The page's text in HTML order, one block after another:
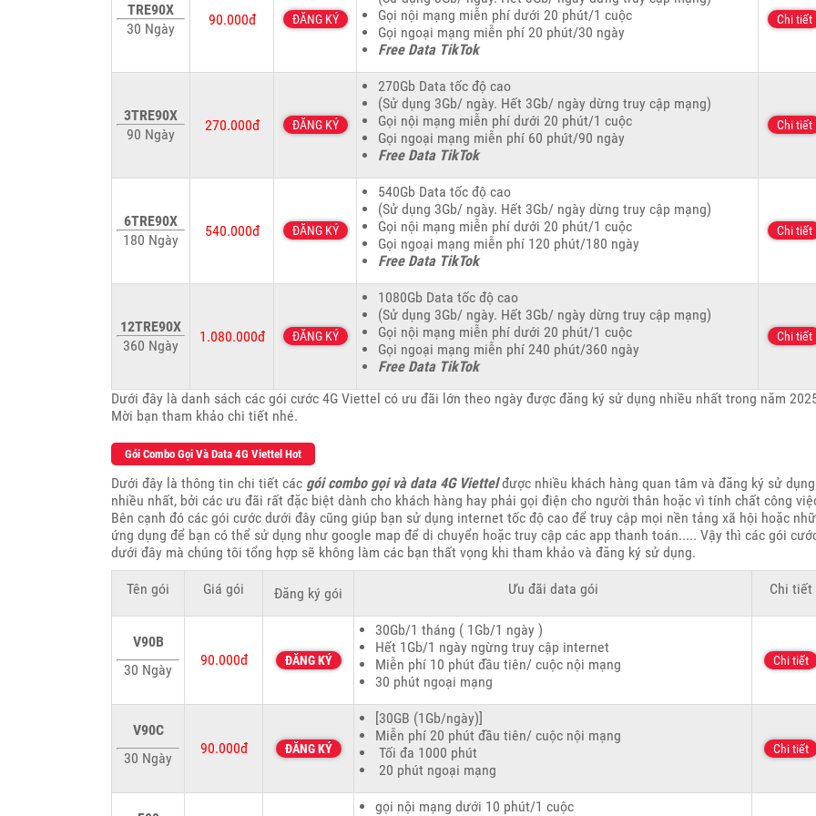
TRE90X
30 Ngày
90.000đ ĐĂNG KÝ
Gọi nội mạng miễn phí dưới 20 phút/1 cuộc
Gọi ngoại mạng miễn phí 20 phút/30 ngày
Free Data TikTok
Chi tiết
3TRE90X
90 Ngày
270.000đ ĐĂNG KÝ
270Gb Data tốc độ cao
(Sử dụng 3Gb/ ngày. Hết 3Gb/ ngày dừng truy cập mạng)
Gọi nội mạng miễn phí dưới 20 phút/1 cuộc
Gọi ngoại mạng miễn phí 60 phút/90 ngày
Free Data TikTok
Chi tiết
6TRE90X
180 Ngày
540.000đ ĐĂNG KÝ
540Gb Data tốc độ cao
(Sử dụng 3Gb/ ngày. Hết 3Gb/ ngày dừng truy cập mạng)
Gọi nội mạng miễn phí dưới 20 phút/1 cuộc
Gọi ngoại mạng miễn phí 120 phút/180 ngày
Free Data TikTok
Chi tiết
12TRE90X
360 Ngày
1.080.000đ ĐĂNG KÝ
1080Gb Data tốc độ cao
(Sử dụng 3Gb/ ngày. Hết 3Gb/ ngày dừng truy cập mạng)
Gọi nội mạng miễn phí dưới 20 phút/1 cuộc
Gọi ngoại mạng miễn phí 240 phút/360 ngày
Free Data TikTok
Chi tiết
Dưới đây là danh sách các gói cước 4G Viettel có ưu đãi lớn theo ngày được đăng ký sử dụng nhiều nhất trong năm
Mời bạn tham khảo chi tiết nhé.
Gói Combo Gọi Và Data 4G Viettel Hot
Dưới đây là thông tin chi tiết các gói combo gọi và data 4G Viettelđược nhiều khách hàng quan tâm và đăng ký sử dụng
nhiều nhất, bởi các ưu đãi rất đặc biệt dành cho khách hàng hay phải gọi điện cho người thân hoặc vì tính chất công
Bên cạnh đó các gói cước dưới đây cũng giúp bạn sử dụng internet tốc độ cao để truy cập mọi nền tảng xã hội hoặc
ứng dụng để bạn có thể sử dụng như google map để di chuyển hoặc truy cập các app thanh toán..... Vậy thì các gói
dưới đây mà chúng tôi tổng hợp sẽ không làm các bạn thất vọng khi tham khảo và đăng ký sử dụng.
Tên gói Giá gói Đăng ký gói Ưu đãi data gói Chi tiết
V90B
30 Ngày
90.000đ ĐĂNG KÝ
30Gb/1 tháng ( 1Gb/1 ngày )
Hết 1Gb/1 ngày ngừng truy cập internet
Miễn phí 10 phút đầu tiên/ cuộc nội mạng
30 phút ngoại mạng
Chi tiết
V90C
30 Ngày
90.000đ ĐĂNG KÝ
[30GB (1Gb/ngày)]
Miễn phí 20 phút đầu tiên/ cuộc nội mạng
Tối đa 1000 phút
20 phút ngoại mạng
Chi tiết
gọi nội mạng dưới 10 phút/1 cuộc